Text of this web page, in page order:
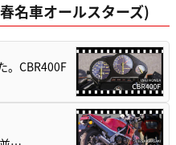
名車オールスターズ)
。CBR400F